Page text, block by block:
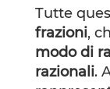
Tutte
frazioni,
modo di
razionali.